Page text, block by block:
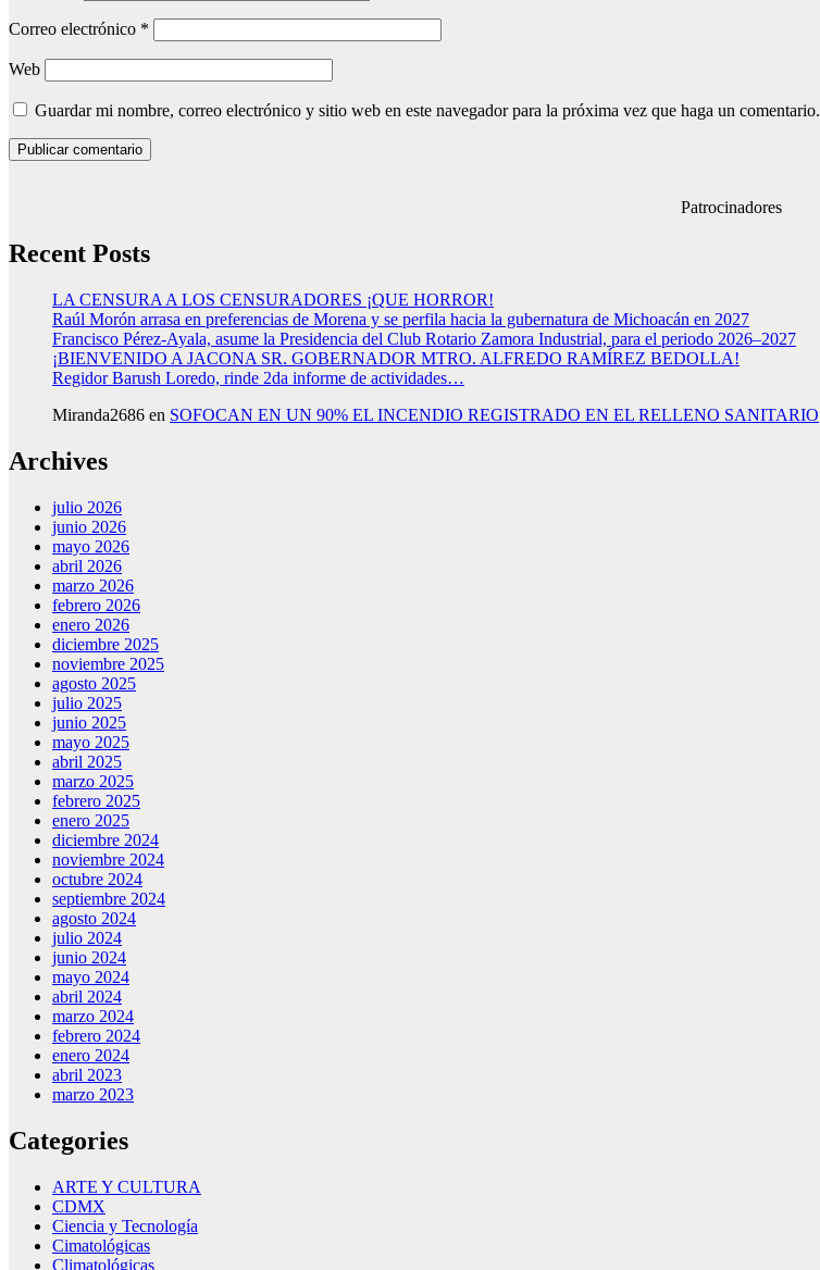
Correo electrónico *
Web
Guardar mi nombre, correo electrónico y sitio web en este navegador para la próxima vez que haga un comentario.
Patrocinadores
Recent Posts
LA CENSURA A LOS CENSURADORES ¡QUE HORROR!
Raúl Morón arrasa en preferencias de Morena y se perfila hacia la gubernatura de Michoacán en 2027
Francisco Pérez-Ayala, asume la Presidencia del Club Rotario Zamora Industrial, para el periodo 2026–2027
¡BIENVENIDO A JACONA SR. GOBERNADOR MTRO. ALFREDO RAMÍREZ BEDOLLA!
Regidor Barush Loredo, rinde 2da informe de actividades…
Miranda2686 en SOFOCAN EN UN 90% EL INCENDIO REGISTRADO EN EL RELLENO SANITARIO
Archives
julio 2026
junio 2026
mayo 2026
abril 2026
marzo 2026
febrero 2026
enero 2026
diciembre 2025
noviembre 2025
agosto 2025
julio 2025
junio 2025
mayo 2025
abril 2025
marzo 2025
febrero 2025
enero 2025
diciembre 2024
noviembre 2024
octubre 2024
septiembre 2024
agosto 2024
julio 2024
junio 2024
mayo 2024
abril 2024
marzo 2024
febrero 2024
enero 2024
abril 2023
marzo 2023
Categories
ARTE Y CULTURA
CDMX
Ciencia y Tecnología
Cimatológicas
Climatológicas